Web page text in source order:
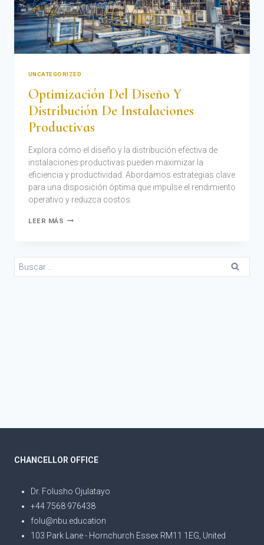
UNCATEGORIZED
Optimización Del Diseño Y
Distribución De Instalaciones
Productivas
Explora cómo el diseño y la distribución efectiva de
instalaciones productivas pueden maximizar la
eficiencia y productividad. Abordamos estrategias clave
para una disposición óptima que impulse el rendimiento
operativo y reduzca costos.
LEER MÁS
CHANCELLOR OFFICE
Dr. Folusho Ojulatayo
+44 7568 976438
folu@nbu.education
103 Park Lane - Hornchurch Essex RM11 1EG, United